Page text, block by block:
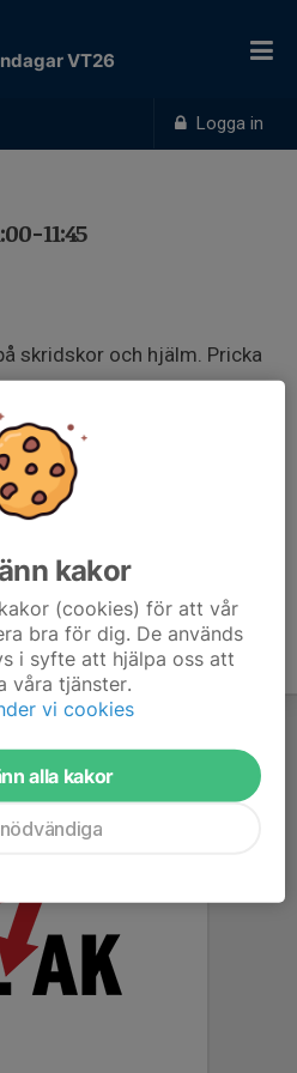
Logga in
VT26
11:45
skridskor och hjälm. Pricka
kakor
(cookies) för att vår
bra för dig. De används
i syfte att hjälpa oss att
våra tjänster.
vi cookies
alla kakor